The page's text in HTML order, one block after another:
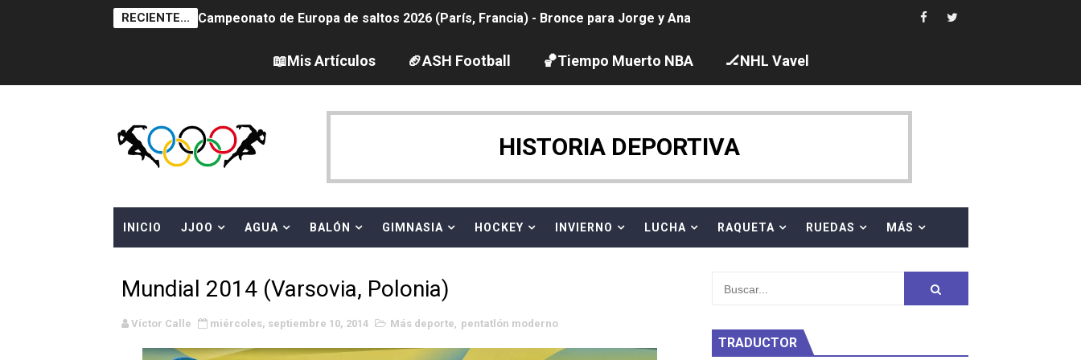
RECIENTE... Campeonato de Europa de saltos 2026 (París, Francia) - Bronce para Jorge y Ana Carvajal en plataforma. 5 orazos para Chiara Pellacani,
Tour de Francia femenino 2026 - Etapa 6
Women's Pro Baseball League 2026
Campeonato de Europa de pentatlón moderno 2026 (Estambul, Turquía)
Campeonato de Europa de natación artística 2026 (París, Francia) - España domina junto al equipo neutral ruso, llevándose 8 medallas, seis para
Canadá Open 2026
Canadian Elite Basketball League 2026 - Playoffs
📖Mis Artículos 🏈ASH Football 🏀Tiempo Muerto NBA 🏒NHL Vavel
HISTORIA DEPORTIVA
INICIO JJOO AGUA BALÓN GIMNASIA HOCKEY INVIERNO LUCHA RAQUETA RUEDAS MÁS
Mundial 2014 (Varsovia, Polonia)
Víctor Calle miércoles, septiembre 10, 2014 Más deporte, pentatlón moderno
TRADUCTOR